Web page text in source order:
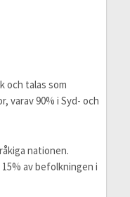
och talas som
varav 90% i Syd- och
nationen.
av befolkningen i